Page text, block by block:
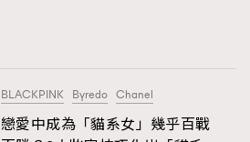
BLACKPINK Byredo Chanel
戀愛中成為「貓系女」幾乎百戰